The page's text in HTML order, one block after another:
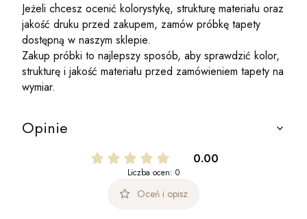
Jeżeli chcesz ocenić kolorystykę, strukturę materiału oraz
jakość druku przed zakupem, zamów próbkę tapety
dostępną w naszym sklepie.
Zakup próbki to najlepszy sposób, aby sprawdzić kolor,
strukturę i jakość materiału przed zamówieniem tapety na
wymiar.
Opinie
0.00
Liczba ocen: 0
Oceń i opisz